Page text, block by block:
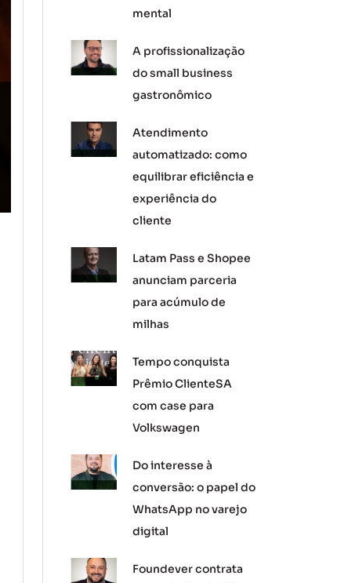
mental
A profissionalização
do small business
gastronômico
Atendimento
automatizado: como
equilibrar eficiência e
experiência do
cliente
Latam Pass e Shopee
anunciam parceria
para acúmulo de
milhas
Tempo conquista
Prêmio ClienteSA
com case para
Volkswagen
Do interesse à
conversão: o papel do
WhatsApp no varejo
digital
Foundever contrata